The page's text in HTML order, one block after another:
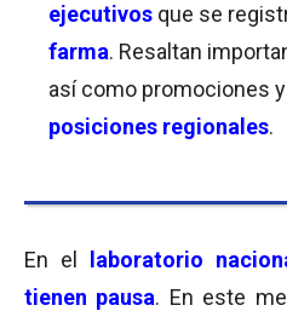
ejecutivos que se
farma. Resaltan
así como promociones
posiciones regionales.
En el laboratorio
tienen pausa. En este